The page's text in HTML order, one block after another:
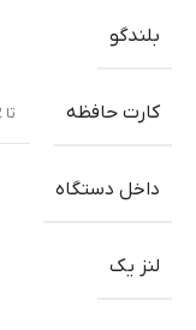
بلندگو
کارت حافظه تا 512 گیگابایت (اسلات اختصاصی)
داخل دستگاه
لنز یک